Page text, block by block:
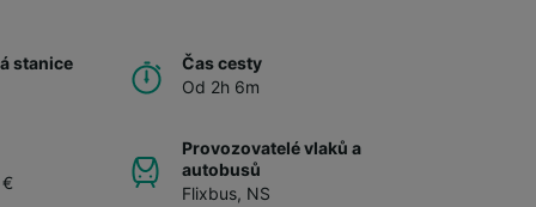
stanice
Čas cesty
Od 2h 6m
Provozovatelé vlaků a
autobusů
Flixbus, NS